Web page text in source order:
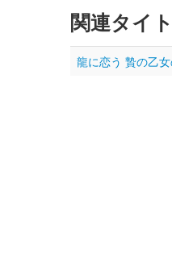
関連タイ
龍に恋う 贄の乙